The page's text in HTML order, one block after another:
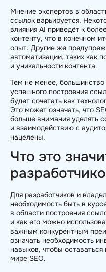
Мнение экспертов в
ссылок варьируется.
влияния AI приведёт к
контенту, что в конечном
опыт. Другие же
автоматизации, таких как
и уникальности контента.
Тем не менее,
успешного построения
будет сочетать как
Это может означать, что
больше внимания уделять
и взаимодействию с
нацелены.
Что это
Для разработчиков и
необходимость быть в
в области построения
и как его можно
важным конкурентным
означать необходимость
навыков, чтобы
мире SEO.